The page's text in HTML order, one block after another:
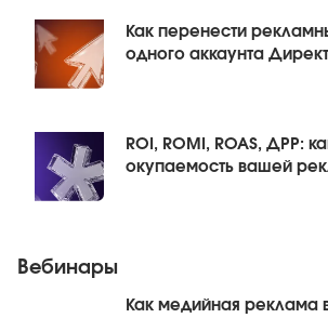
Как перенести
одного аккаунта
ROI, ROMI, ROAS, ДРР:
окупаемость вашей
Вебинары
Как медийная реклама